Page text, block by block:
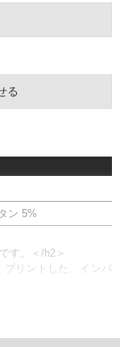
る
ン 5%
す。＜/h2＞
リントした、インパ
力の一着です。